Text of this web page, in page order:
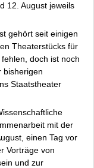
12. August jeweils
gehört seit einigen
Theaterstücks für
doch ist noch
bisherigen
Staatstheater
mit der
einen Tag vor
Vorträge von
und zur